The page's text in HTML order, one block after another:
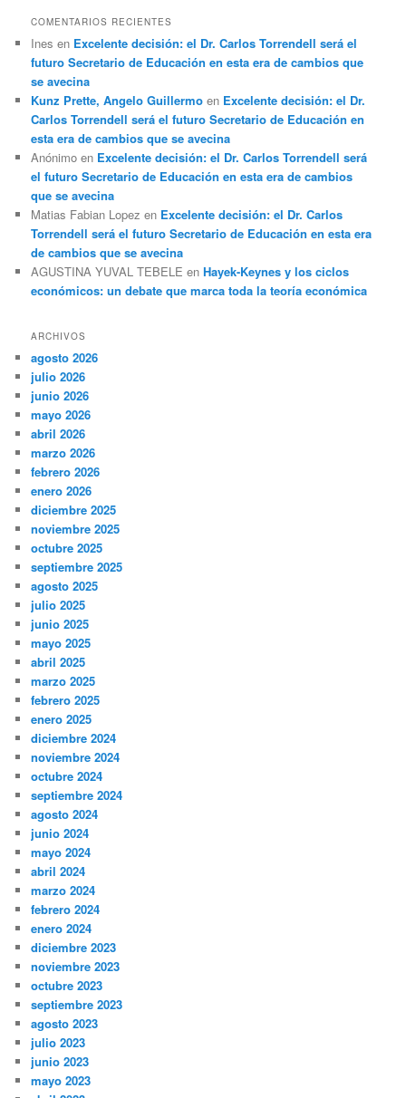
COMENTARIOS RECIENTES
Ines en Excelente decisión: el Dr. Carlos Torrendell será el
futuro Secretario de Educación en esta era de cambios que
se avecina
Kunz Prette, Angelo Guillermo en Excelente decisión: el Dr.
Carlos Torrendell será el futuro Secretario de Educación en
esta era de cambios que se avecina
Anónimo en Excelente decisión: el Dr. Carlos Torrendell será
el futuro Secretario de Educación en esta era de cambios
que se avecina
Matias Fabian Lopez en Excelente decisión: el Dr. Carlos
Torrendell será el futuro Secretario de Educación en esta era
de cambios que se avecina
AGUSTINA YUVAL TEBELE enHayek-Keynes y los ciclos
económicos: un debate que marca toda la teoría económica
ARCHIVOS
agosto 2026
julio 2026
junio 2026
mayo 2026
abril 2026
marzo 2026
febrero 2026
enero 2026
diciembre 2025
noviembre 2025
octubre 2025
septiembre 2025
agosto 2025
julio 2025
junio 2025
mayo 2025
abril 2025
marzo 2025
febrero 2025
enero 2025
diciembre 2024
noviembre 2024
octubre 2024
septiembre 2024
agosto 2024
junio 2024
mayo 2024
abril 2024
marzo 2024
febrero 2024
enero 2024
diciembre 2023
noviembre 2023
octubre 2023
septiembre 2023
agosto 2023
julio 2023
junio 2023
mayo 2023